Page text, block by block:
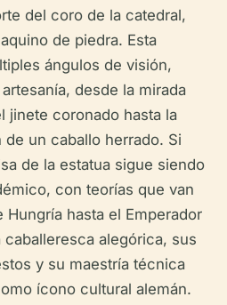
del coro de la catedral,
de piedra. Esta
ángulos de visión,
desde la mirada
jinete coronado hasta la
un caballo herrado. Si
de la estatua sigue siendo
con teorías que van
Hungría hasta el Emperador
alegórica, sus
y su maestría técnica
ícono cultural alemán.